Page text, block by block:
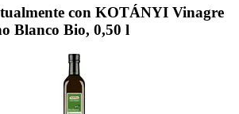
con KOTÁNYI Vinagre
Blanco Bio, 0,50 l